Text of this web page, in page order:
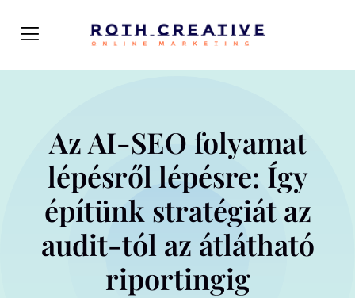
Az AI-SEO folyamat
lépésről lépésre: Így
építünk stratégiát az
audit-tól az átlátható
riportingig